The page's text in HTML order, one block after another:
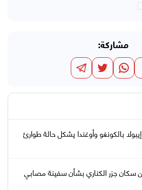
مشاركة:
بالكونغو وأوغندا يشكل حالة طوارئ
سكان جزر الكناري بشأن سفينة مصابي